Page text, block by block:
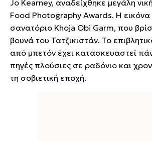
Jo Kearney, αναδείχθηκε μεγάλη
Food Photography Awards. Η
σανατόριο Khoja Obi Garm, που
βουνά του Τατζικιστάν. Το
από μπετόν έχει κατασκευαστεί
πηγές πλούσιες σε ραδόνιο και
τη σοβιετική εποχή.